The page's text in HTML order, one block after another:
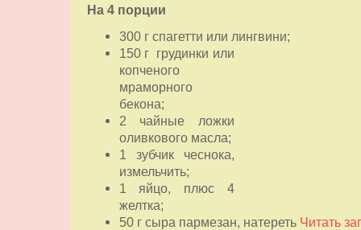
На 4 порции
300 г спагетти или лингвини;
150 г грудинки или
копченого
мраморного
бекона;
2 чайные ложки
оливкового масла;
1 зубчик чеснока,
измельчить;
1 яйцо, плюс 4
желтка;
50 г сыра пармезан, натереть Читать